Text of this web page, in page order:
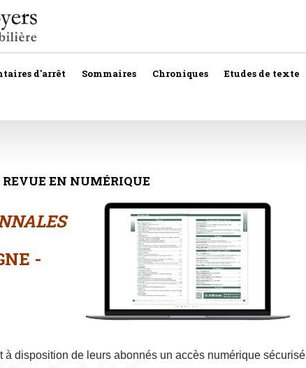
d'arrêt
SCI
Vente
Droit réel
Responsabilité notariale
Sommaires
Bail rural
Construction
Chroniques Etudes de texte
REVUE EN NUMÉRIQUE
-
à disposition de leurs abonnés un accès numérique sécurisé